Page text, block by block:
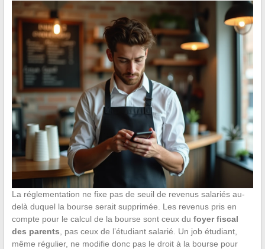
La réglementation ne fixe pas de seuil de revenus salariés au-
delà duquel la bourse serait supprimée. Les revenus pris en
compte pour le calcul de la bourse sont ceux du foyer fiscal
des parents , pas ceux de l’étudiant salarié. Un job étudiant,
même régulier, ne modifie donc pas le droit à la bourse pour